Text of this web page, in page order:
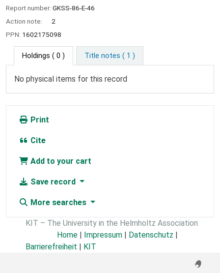
Report number: GKSS-86-E-46
Action note:
2
PPN: 1602175098
Holdings ( 0 ) Title notes ( 1 )
No physical items for this record
Print
Cite
Add to your cart
Save record
More searches
KIT – The University in the Helmholtz Association
Home
Impressum Datenschutz
Barrierefreiheit
KIT